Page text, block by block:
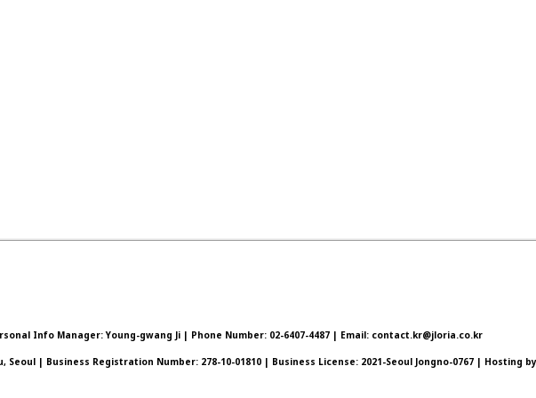
Info Manager: Young-gwang Ji | Phone Number: 02-6407-4487 | Email: contact.kr@jloria.co.kr
Seoul | Business Registration Number: 278-10-01810 | Business License: 2021-Seoul Jongno-0767 | Hosting